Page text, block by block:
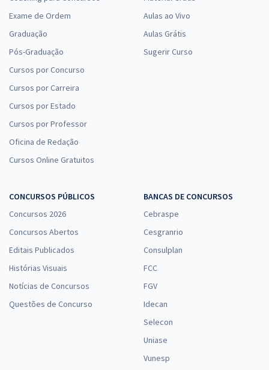
Exame de Ordem
Graduação
Pós-Graduação
Cursos por Concurso
Cursos por Carreira
Cursos por Estado
Cursos por Professor
Oficina de Redação
Cursos Online Gratuitos
Aulas ao Vivo
Aulas Grátis
Sugerir Curso
CONCURSOS PÚBLICOS
Concursos 2026
Concursos Abertos
Editais Publicados
Histórias Visuais
Notícias de Concursos
Questões de Concurso
BANCAS DE CONCURSOS
Cebraspe
Cesgranrio
Consulplan
FCC
FGV
Idecan
Selecon
Uniase
Vunesp